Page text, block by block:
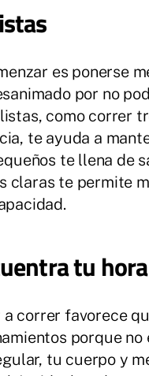
es ponerse
por no
como correr
te ayuda a
te llena de
claras te permite
tu
correr favorece
porque
tu cuerpo y